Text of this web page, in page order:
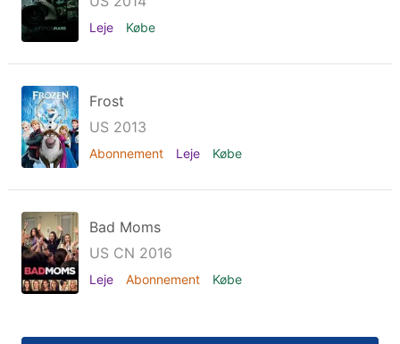
Leje Købe
Frost
US 2013
Abonnement Leje Købe
Bad Moms
US CN 2016
Leje Abonnement Købe